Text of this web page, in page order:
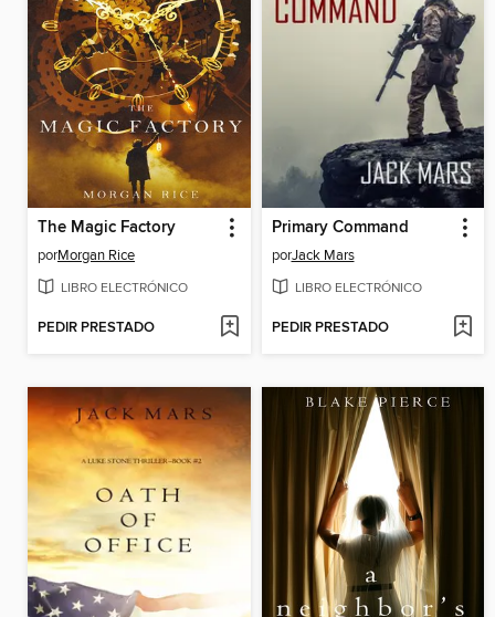
The Magic Factory
porMorgan Rice
LIBRO ELECTRÓNICO
PEDIR PRESTADO
Primary Command
porJack Mars
LIBRO ELECTRÓNICO
PEDIR PRESTADO